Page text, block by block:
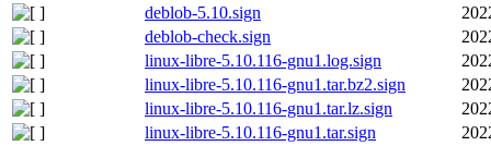
deblob-5.10.sign
deblob-check.sign
linux-libre-5.10.116-gnu1.log.sign
linux-libre-5.10.116-gnu1.tar.bz2.sign
linux-libre-5.10.116-gnu1.tar.lz.sign
linux-libre-5.10.116-gnu1.tar.sign